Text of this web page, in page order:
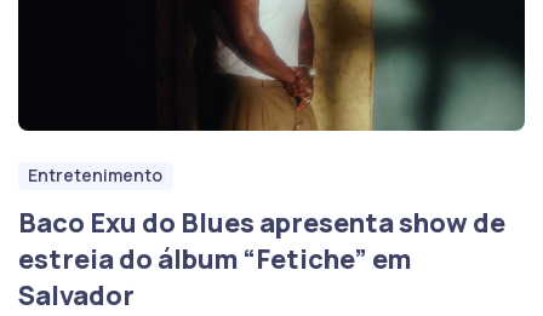
Entretenimento
Baco Exu do Blues apresenta show de
estreia do álbum “Fetiche” em
Salvador